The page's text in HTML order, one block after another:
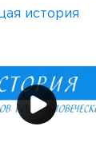
история